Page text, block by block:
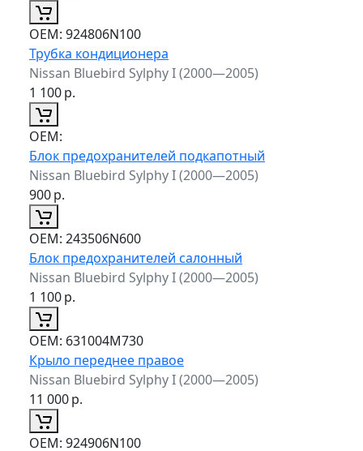
ОЕМ: 924806N100
Трубка кондиционера
Nissan Bluebird Sylphy I (2000—2005)
1 100р.
ОЕМ:
Блок предохранителей подкапотный
Nissan Bluebird Sylphy I (2000—2005)
900р.
ОЕМ: 243506N600
Блок предохранителей салонный
Nissan Bluebird Sylphy I (2000—2005)
1 100р.
ОЕМ: 631004M730
Крыло переднее правое
Nissan Bluebird Sylphy I (2000—2005)
11 000р.
ОЕМ: 924906N100